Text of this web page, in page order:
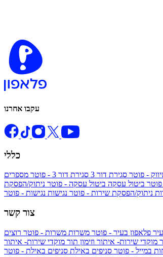
עקבו אחרנו
כללי
- פוטר סגירת דור 3 סגירת דור 3 - פוטר
מספרים
ביטול עסקה ביטול עסקה - פוטר ניתוק/הפסקת
ניתוק/הפסקת שירות - פוטר נגישות
צור קשר
פלאפון בעיר - פוטר משרות משרות - פוטר רוצים
מוקדי שירות- איתור וזימון תור מוקדי שירות- איתור
במייל - פוטר סניפים באילת סניפים באילת - פוטר